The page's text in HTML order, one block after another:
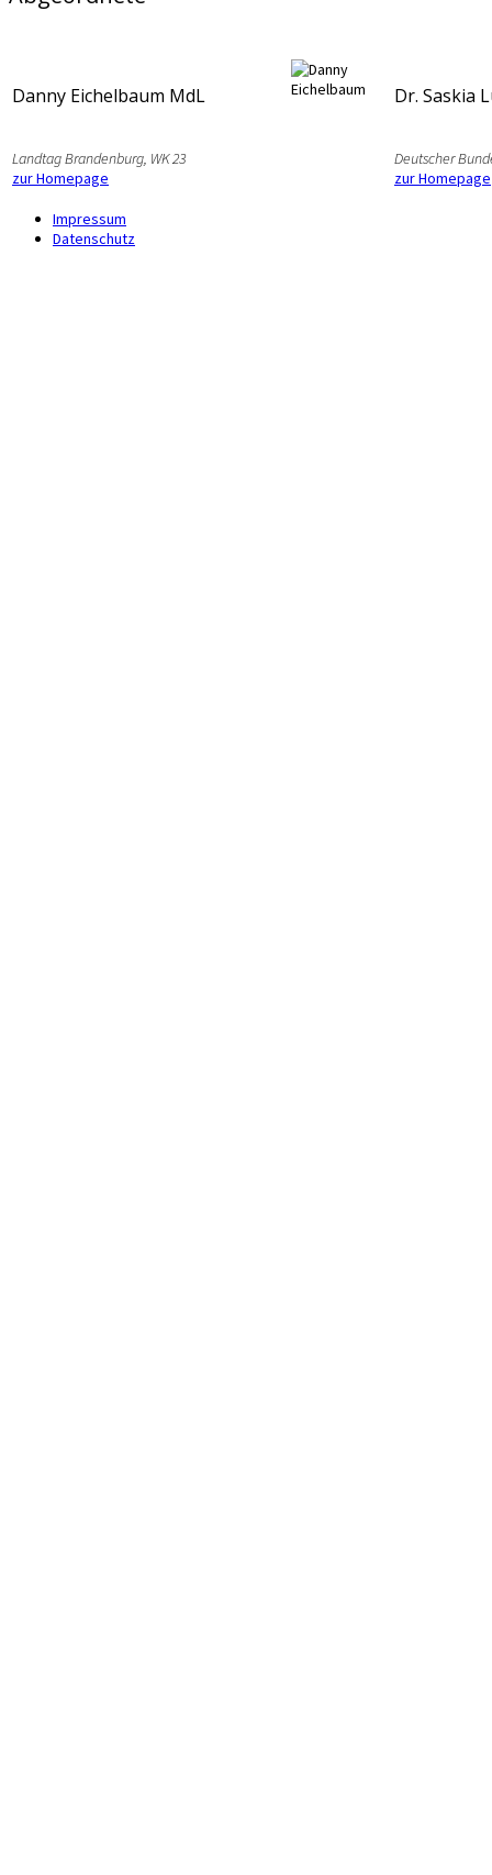
Danny Eichelbaum MdL
Landtag Brandenburg, WK 23
zur Homepage
Dr. Saskia
Deutscher
zur Homepage
Impressum
Datenschutz